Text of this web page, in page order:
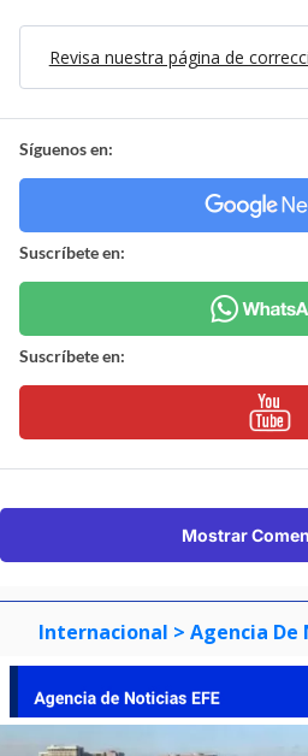
Revisa nuestra página de
Síguenos en:
Suscríbete en:
Suscríbete en:
Mostrar
Internacional > Agencia